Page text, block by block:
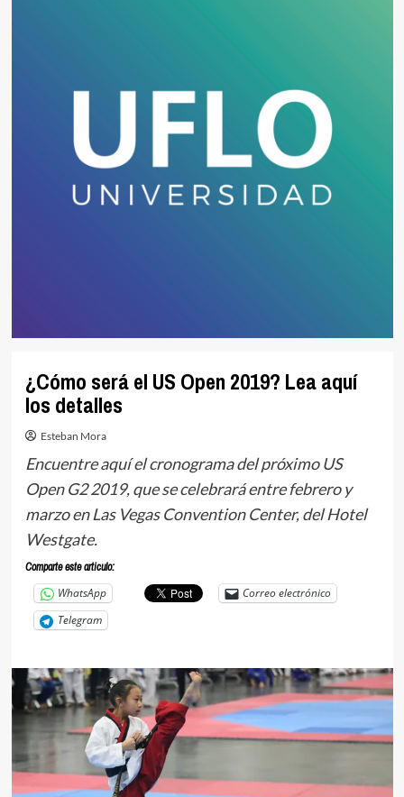
¿Cómo será el US Open 2019? Lea aquí
los detalles
Esteban Mora
Encuentre aquí el cronograma del próximo US
Open G2 2019, que se celebrará entre febrero y
marzo en Las Vegas Convention Center, del Hotel
Westgate.
Comparte este articulo:
WhatsApp
Correo electrónico
Telegram